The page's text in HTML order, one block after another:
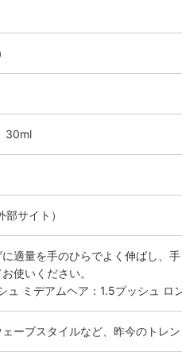
検索
30ml
部サイト）
適量を手のひらでよく伸ばし、
使いください。
ュ ミデアムヘア：1.5プッシュ ロ
ーブスタイルなど、昨今のトレ